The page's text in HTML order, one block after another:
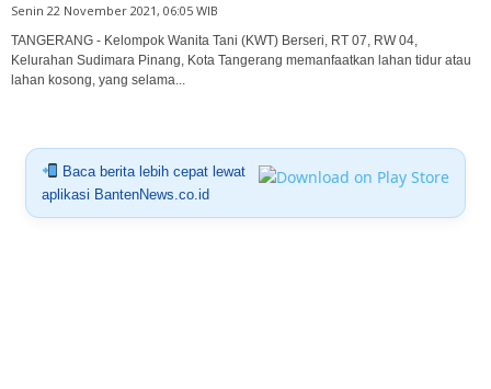
Senin 22 November 2021, 06:05 WIB
TANGERANG - Kelompok Wanita Tani (KWT) Berseri, RT 07, RW 04,
Kelurahan Sudimara Pinang, Kota Tangerang memanfaatkan lahan tidur atau
lahan kosong, yang selama...
Baca berita lebih cepat lewat
aplikasi BantenNews.co.id